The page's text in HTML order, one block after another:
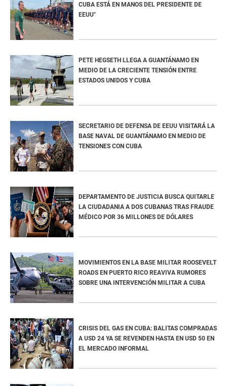
CUBA ESTÁ EN MANOS DEL PRESIDENTE DE
EEUU"
PETE HEGSETH LLEGA A GUANTÁNAMO EN
MEDIO DE LA CRECIENTE TENSIÓN ENTRE
ESTADOS UNIDOS Y CUBA
SECRETARIO DE DEFENSA DE EEUU VISITARÁ LA
BASE NAVAL DE GUANTÁNAMO EN MEDIO DE
TENSIONES CON CUBA
DEPARTAMENTO DE JUSTICIA BUSCA QUITARLE
LA CIUDADANIA A DOS CUBANAS TRAS FRAUDE
MÉDICO POR 36 MILLONES DE DÓLARES
MOVIMIENTOS EN LA BASE MILITAR ROOSEVELT
ROADS EN PUERTO RICO REAVIVA RUMORES
SOBRE UNA INTERVENCIÓN MILITAR A CUBA
CRISIS DEL GAS EN CUBA: BALITAS COMPRADAS
A USD 24 YA SE REVENDEN HASTA EN USD 50 EN
EL MERCADO INFORMAL